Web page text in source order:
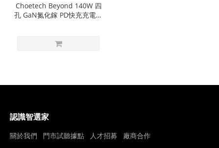
Choetech Beyond 140W 四
孔 GaN氮化鎵 PD快充充電器
認識智選家
關於我們 門市試聽據點 人才招募 廠商合作